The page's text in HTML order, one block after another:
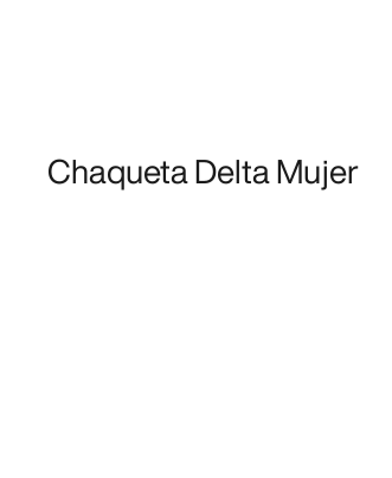
Chaqueta Delta Mujer